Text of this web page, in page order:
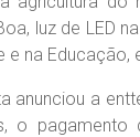
luz de LED
e na Educação,
anunciou a
o